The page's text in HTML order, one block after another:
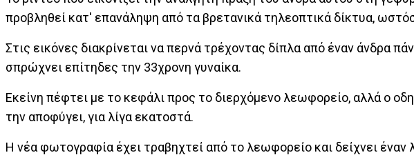
προβληθεί κατ' επανάληψη από τα βρετανικά τηλεοπτικά δίκτυα,
Στις εικόνες διακρίνεται να περνά τρέχοντας δίπλα από έναν άνδρα
σπρώχνει επίτηδες την 33χρονη γυναίκα.
Εκείνη πέφτει με το κεφάλι προς το διερχόμενο λεωφορείο, αλλά ο
την αποφύγει, για λίγα εκατοστά.
Η νέα φωτογραφία έχει τραβηχτεί από το λεωφορείο και δείχνει έναν